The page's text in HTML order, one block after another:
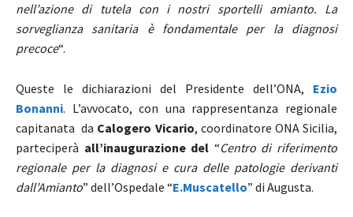
nell’azione di tutela con i nostri sportelli amianto. La
sorveglianza sanitaria è fondamentale per la diagnosi
precoce“.
Queste le dichiarazioni del Presidente dell’ONA, Ezio
Bonanni. L’avvocato, con una rappresentanza regionale
capitanata da Calogero Vicario, coordinatore ONA Sicilia,
parteciperà all’inaugurazione del “Centro di riferimento
regionale per la diagnosi e cura delle patologie derivanti
dall’Amianto” dell’Ospedale “E.Muscatello” di Augusta.